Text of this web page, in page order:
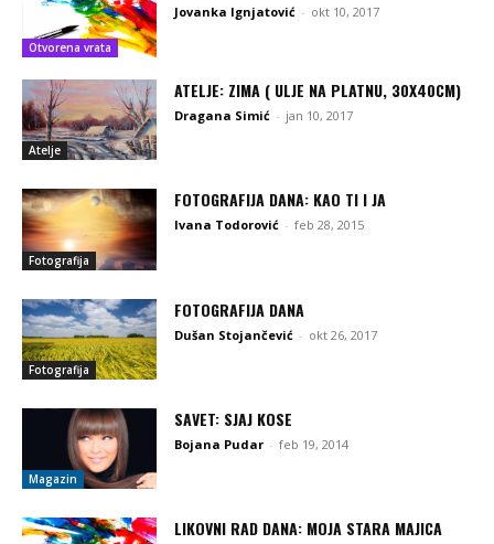
Otvorena vrata
Jovanka Ignjatović - okt 10, 2017
Atelje
ATELJE: ZIMA ( ULJE NA PLATNU, 30X40CM)
Dragana Simić - jan 10, 2017
Fotografija
FOTOGRAFIJA DANA: KAO TI I JA
Ivana Todorović - feb 28, 2015
Fotografija
FOTOGRAFIJA DANA
Dušan Stojančević - okt 26, 2017
Magazin
SAVET: SJAJ KOSE
Bojana Pudar - feb 19, 2014
LIKOVNI RAD DANA: MOJA STARA MAJICA